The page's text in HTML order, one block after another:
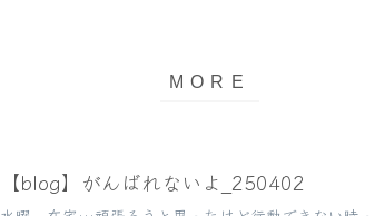
【blog】がんばれないよ_250402